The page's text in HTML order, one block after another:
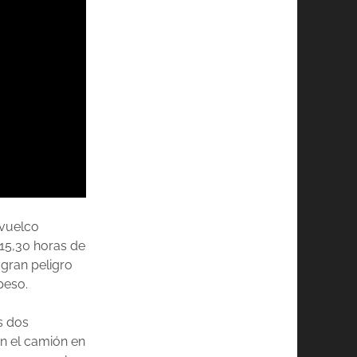
horas de
peligro
dos
el camión en